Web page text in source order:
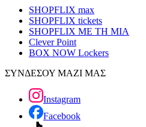
SHOPFLIX max
SHOPFLIX tickets
SHOPFLIX ΜΕ ΤΗ ΜΙΑ
Clever Point
BOX NOW Lockers
ΣΥΝΔΕΣΟΥ ΜΑΖΙ ΜΑΣ
Instagram
Facebook